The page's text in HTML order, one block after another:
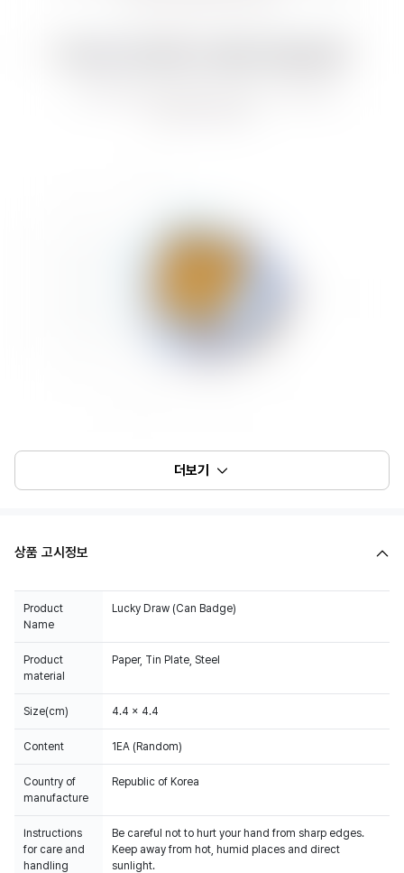
더보기
상품 고시정보
Product
Name
Lucky Draw (Can Badge)
Product
material
Paper, Tin Plate, Steel
Size(cm) 4.4 x 4.4
Content 1EA (Random)
Country of
manufacture
Republic of Korea
Instructions
for care and
handling
Be careful not to hurt your hand from sharp edges.
Keep away from hot, humid places and direct
sunlight.